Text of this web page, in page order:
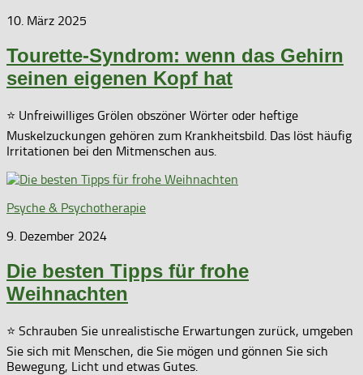
10. März 2025
Tourette-Syndrom: wenn das Gehirn
seinen eigenen Kopf hat
⭐ Unfreiwilliges Grölen obszöner Wörter oder heftige
Muskelzuckungen gehören zum Krankheitsbild. Das löst häufig
Irritationen bei den Mitmenschen aus.
Psyche & Psychotherapie
9. Dezember 2024
Die besten Tipps für frohe
Weihnachten
⭐ Schrauben Sie unrealistische Erwartungen zurück, umgeben
Sie sich mit Menschen, die Sie mögen und gönnen Sie sich
Bewegung, Licht und etwas Gutes.